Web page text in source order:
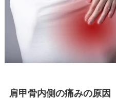
肩甲骨内側の痛みの原因